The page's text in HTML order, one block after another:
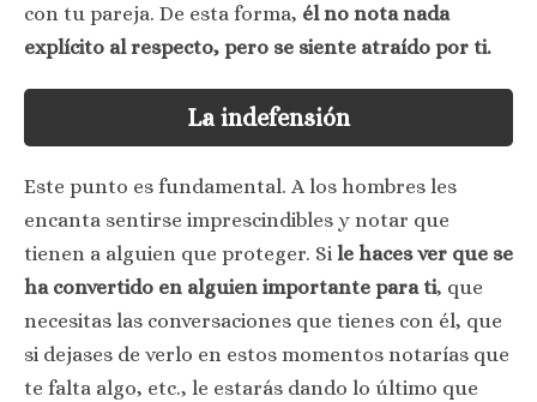
con tu pareja. De esta forma, él no nota nada
explícito al respecto, pero se siente atraído por ti.
La indefensión
Este punto es fundamental. A los hombres les
encanta sentirse imprescindibles y notar que
tienen a alguien que proteger. Si le haces ver que se
ha convertido en alguien importante para ti, que
necesitas las conversaciones que tienes con él, que
si dejases de verlo en estos momentos notarías que
te falta algo, etc., le estarás dando lo último que